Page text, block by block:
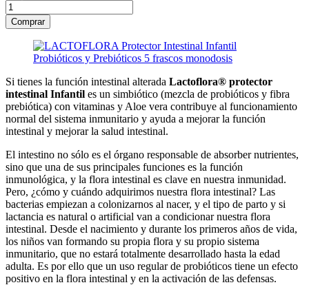
Si tienes la función intestinal alterada Lactoflora® protector
intestinal Infantil es un simbiótico (mezcla de probióticos y fibra
prebiótica) con vitaminas y Aloe vera contribuye al funcionamiento
normal del sistema inmunitario y ayuda a mejorar la función
intestinal y mejorar la salud intestinal.
El intestino no sólo es el órgano responsable de absorber nutrientes,
sino que una de sus principales funciones es la función
inmunológica, y la flora intestinal es clave en nuestra inmunidad.
Pero, ¿cómo y cuándo adquirimos nuestra flora intestinal? Las
bacterias empiezan a colonizarnos al nacer, y el tipo de parto y si
lactancia es natural o artificial van a condicionar nuestra flora
intestinal. Desde el nacimiento y durante los primeros años de vida,
los niños van formando su propia flora y su propio sistema
inmunitario, que no estará totalmente desarrollado hasta la edad
adulta. Es por ello que un uso regular de probióticos tiene un efecto
positivo en la flora intestinal y en la activación de las defensas.